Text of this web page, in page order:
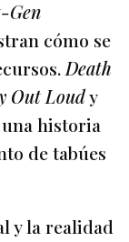
Gen
cómo se
Death
Out Loudy
historia
de tabúes
y la realidad